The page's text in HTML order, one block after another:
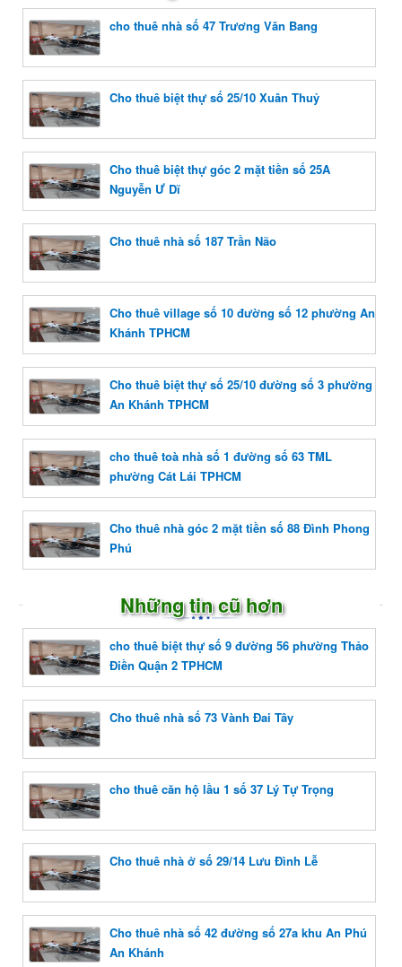
cho thuê nhà số 47 Trương Văn Bang
Cho thuê biệt thự số 25/10 Xuân Thuỷ
Cho thuê biệt thự góc 2 mặt tiền số 25A
Nguyễn Ư Dĩ
Cho thuê nhà số 187 Trần Não
Cho thuê village số 10 đường số 12 phường An
Khánh TPHCM
Cho thuê biệt thự số 25/10 đường số 3 phường
An Khánh TPHCM
cho thuê toà nhà số 1 đường số 63 TML
phường Cát Lái TPHCM
Cho thuê nhà góc 2 mặt tiền số 88 Đình Phong
Phú
Những tin cũ hơn
cho thuê biệt thự số 9 đường 56 phường Thảo
Điền Quận 2 TPHCM
Cho thuê nhà số 73 Vành Đai Tây
cho thuê căn hộ lầu 1 số 37 Lý Tự Trọng
Cho thuê nhà ở số 29/14 Lưu Đình Lễ
Cho thuê nhà số 42 đường số 27a khu An Phú
An Khánh